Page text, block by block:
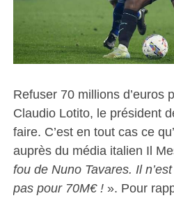
Refuser 70 millions d’euros
Claudio Lotito, le président
faire. C’est en tout cas ce
auprès du média italien Il
fou de Nuno Tavares. Il
pas pour 70M€ !». Pour